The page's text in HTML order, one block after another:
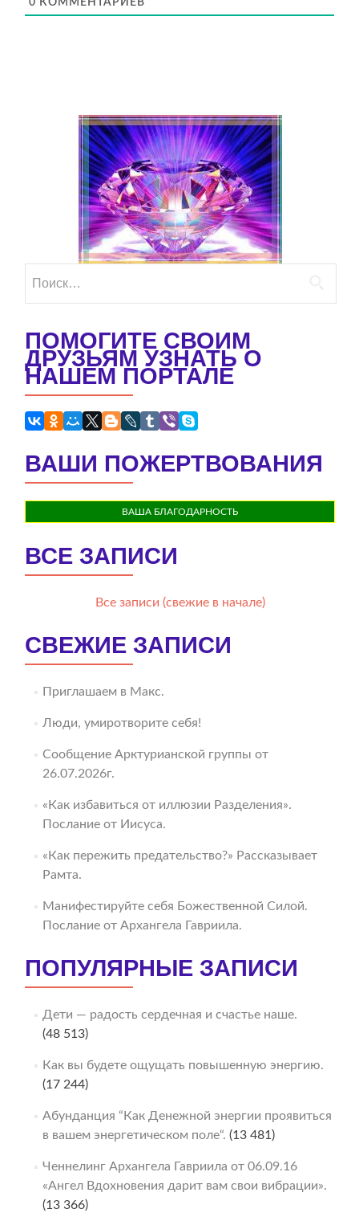
ПОМОГИТЕ СВОИМ
ДРУЗЬЯМ УЗНАТЬ О
НАШЕМ ПОРТАЛЕ
ВАШИ ПОЖЕРТВОВАНИЯ
ВАША БЛАГОДАРНОСТЬ
ВСЕ ЗАПИСИ
Все записи (свежие в начале)
СВЕЖИЕ ЗАПИСИ
Приглашаем в Макс.
Люди, умиротворите себя!
Сообщение Арктурианской группы от
26.07.2026г.
«Как избавиться от иллюзии Разделения».
Послание от Иисуса.
«Как пережить предательство?» Рассказывает
Рамта.
Манифестируйте себя Божественной Силой.
Послание от Архангела Гавриила.
ПОПУЛЯРНЫЕ ЗАПИСИ
Дети — радость сердечная и счастье наше.
(48 513)
Как вы будете ощущать повышенную энергию.
(17 244)
Абунданция “Как Денежной энергии проявиться
в вашем энергетическом поле“. (13 481)
Ченнелинг Архангела Гавриила от 06.09.16
«Ангел Вдохновения дарит вам свои вибрации».
(13 366)